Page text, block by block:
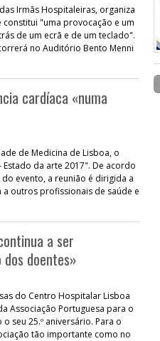
Irmãs Hospitaleiras, organiza
"uma provocação e um
de um ecrã e de um teclado".
no Auditório Bento Menni
cardíaca «numa
de Medicina de Lisboa, o
da arte 2017". De acordo
evento, a reunião é dirigida a
outros profissionais de saúde e
a ser
doentes»
do Centro Hospitalar Lisboa
Associação Portuguesa para o
o seu 25.º aniversário. Para o
tão importante como no